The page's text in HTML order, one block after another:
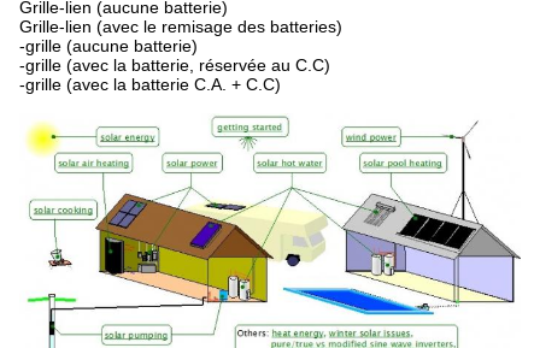
Grille-lien (aucune batterie)
Grille-lien (avec le remisage des batteries)
-grille (aucune batterie)
-grille (avec la batterie, réservée au C.C)
-grille (avec la batterie C.A. + C.C)